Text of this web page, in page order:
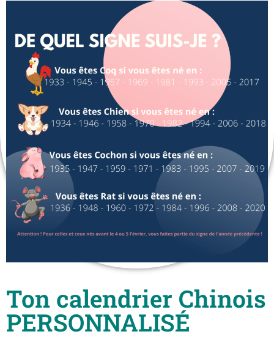
Ton calendrier Chinois
PERSONNALISÉ